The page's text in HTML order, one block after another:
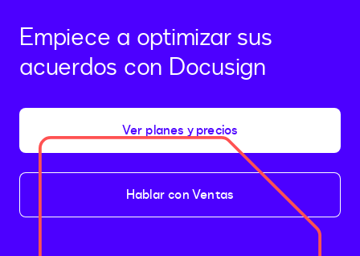
Empiece a optimizar sus
acuerdos con Docusign
Ver planes y precios
Hablar con Ventas